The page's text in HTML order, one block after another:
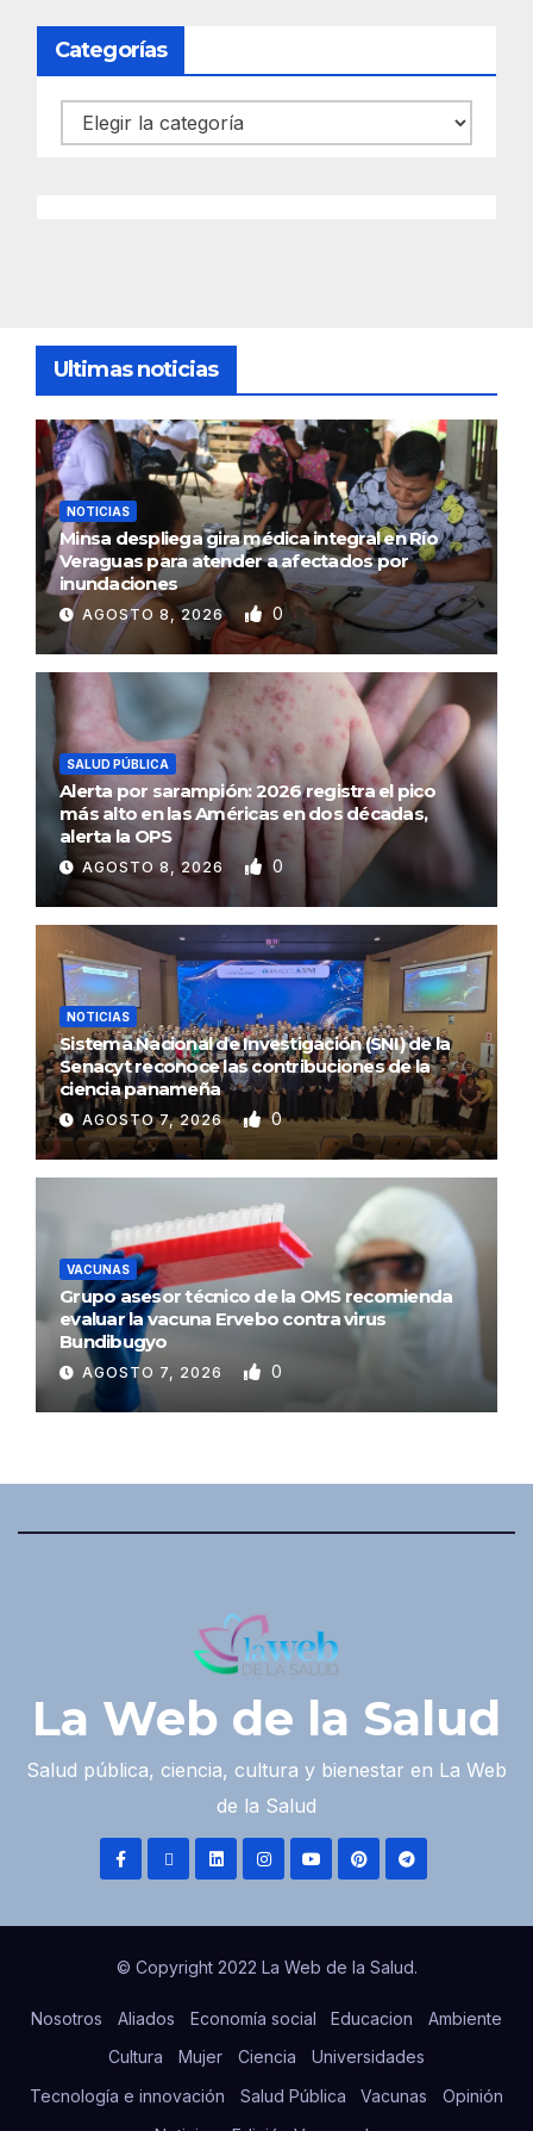
Categorías
Categorías
Ultimas noticias
NOTICIAS
Minsa despliega gira médica integral en Río
Veraguas para atender a afectados por
inundaciones
AGOSTO 8, 2026 0
SALUD PÚBLICA
Alerta por sarampión: 2026 registra el pico
más alto en las Américas en dos décadas,
alerta la OPS
AGOSTO 8, 2026 0
NOTICIAS
Sistema Nacional de Investigación (SNI) de la
Senacyt reconoce las contribuciones de la
ciencia panameña
AGOSTO 7, 2026 0
VACUNAS
Grupo asesor técnico de la OMS recomienda
evaluar la vacuna Ervebo contra virus
Bundibugyo
AGOSTO 7, 2026 0
La Web de la Salud
Salud pública, ciencia, cultura y bienestar en La Web
de la Salud
© Copyright 2022 La Web de la Salud.
Nosotros Aliados Economía social Educacion
Ambiente
Cultura
Mujer Ciencia
Universidades
Tecnología e innovación
Salud Pública Vacunas
Opinión